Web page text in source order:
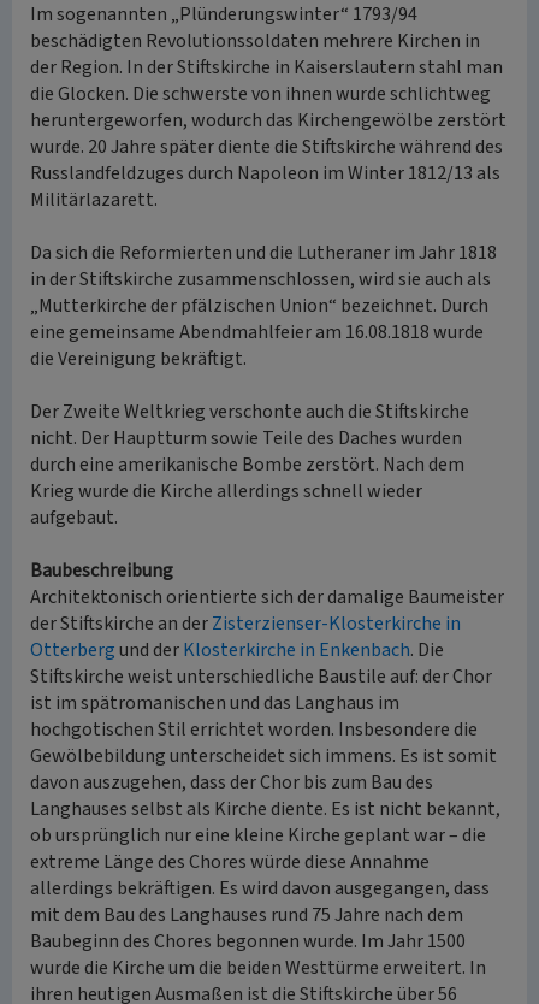
Im sogenannten „Plünderungswinter“ 1793/94
beschädigten Revolutionssoldaten mehrere Kirchen in
der Region. In der Stiftskirche in Kaiserslautern stahl man
die Glocken. Die schwerste von ihnen wurde schlichtweg
heruntergeworfen, wodurch das Kirchengewölbe zerstört
wurde. 20 Jahre später diente die Stiftskirche während des
Russlandfeldzuges durch Napoleon im Winter 1812/13 als
Militärlazarett.
Da sich die Reformierten und die Lutheraner im Jahr 1818
in der Stiftskirche zusammenschlossen, wird sie auch als
„Mutterkirche der pfälzischen Union“ bezeichnet. Durch
eine gemeinsame Abendmahlfeier am 16.08.1818 wurde
die Vereinigung bekräftigt.
Der Zweite Weltkrieg verschonte auch die Stiftskirche
nicht. Der Hauptturm sowie Teile des Daches wurden
durch eine amerikanische Bombe zerstört. Nach dem
Krieg wurde die Kirche allerdings schnell wieder
aufgebaut.
Baubeschreibung
Architektonisch orientierte sich der damalige Baumeister
der Stiftskirche an derZisterzienser-Klosterkirche in
Otterbergund derKlosterkirche in Enkenbach. Die
Stiftskirche weist unterschiedliche Baustile auf: der Chor
ist im spätromanischen und das Langhaus im
hochgotischen Stil errichtet worden. Insbesondere die
Gewölbebildung unterscheidet sich immens. Es ist somit
davon auszugehen, dass der Chor bis zum Bau des
Langhauses selbst als Kirche diente. Es ist nicht bekannt,
ob ursprünglich nur eine kleine Kirche geplant war – die
extreme Länge des Chores würde diese Annahme
allerdings bekräftigen. Es wird davon ausgegangen, dass
mit dem Bau des Langhauses rund 75 Jahre nach dem
Baubeginn des Chores begonnen wurde. Im Jahr 1500
wurde die Kirche um die beiden Westtürme erweitert. In
ihren heutigen Ausmaßen ist die Stiftskirche über 56